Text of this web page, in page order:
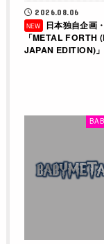
2026.08.06
日本独自企画
「METAL FORTH
JAPAN EDITION)